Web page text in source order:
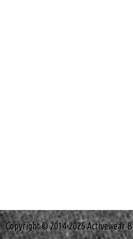
Copyright © 2014-2025 Activewear